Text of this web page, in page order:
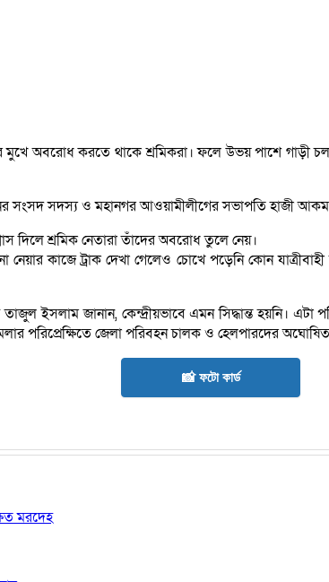
মুখে অবরোধ করতে থাকে শ্রমিকরা। ফলে উভয় পাশে গাড়ী
সদস্য ও মহানগর আওয়ামীলীগের সভাপতি হাজী আকম
দিলে শ্রমিক নেতারা তাঁদের অবরোধ তুলে নেয়।
কাজে ট্রাক দেখা গেলেও চোখে পড়েনি কোন যাত্রীবাহী
ইসলাম জানান, কেন্দ্রীয়ভাবে এমন সিদ্ধান্ত হয়নি। এটা
পরিপ্রেক্ষিতে জেলা পরিবহন চালক ও হেলপারদের
📸 ফটো কার্ড
মরদেহ